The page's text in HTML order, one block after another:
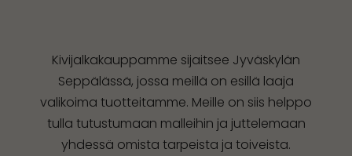
Kivijalkakauppamme sijaitsee Jyväskylän
Seppälässä, jossa meillä on esillä laaja
valikoima tuotteitamme. Meille on siis helppo
tulla tutustumaan malleihin ja juttelemaan
yhdessä omista tarpeista ja toiveista.